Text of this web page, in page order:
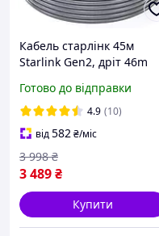
Кабель старлінк 45м
Starlink Gen2, дріт 46m
Готово до відправки
4.9 (10)
від582₴/міс
3 489₴
3 998 ₴
Купити